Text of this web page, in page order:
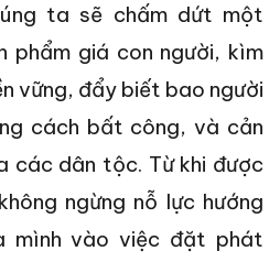
ta sẽ chấm dứt một
phẩm giá con người, kìm
vững, đẩy biết bao người
cách bất công, và cản
các dân tộc. Từ khi được
ngừng nỗ lực hướng
mình vào việc đặt phát